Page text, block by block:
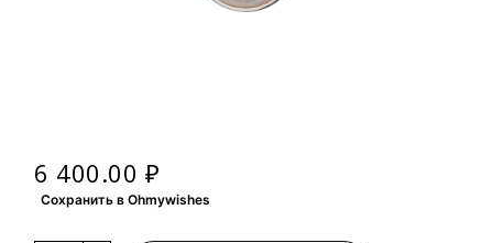
6 400.00 ₽
Сохранить в Ohmywishes